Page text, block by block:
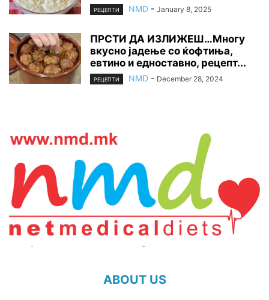
РЕЦЕПТИ NMD - January 8, 2025
ПРСТИ ДА ИЗЛИЖЕШ…Многу
вкусно јадење со ќофтиња,
евтино и едноставно, рецепт...
РЕЦЕПТИ NMD - December 28, 2024
ABOUT US